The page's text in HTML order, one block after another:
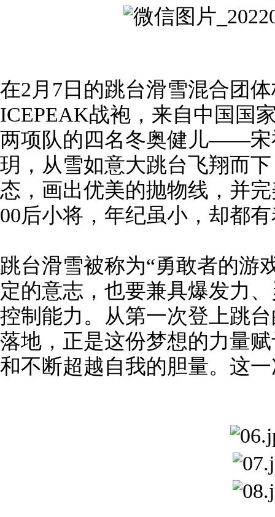
在2月7日的跳台滑雪混合团
ICEPEAK战袍，来自中国国
两项队的四名冬奥健儿——宋
玥，从雪如意大跳台飞翔而
态，画出优美的抛物线，并
00后小将，年纪虽小，却都
跳台滑雪被称为“勇敢者的游
定的意志，也要兼具爆发力
控制能力。从第一次登上跳
落地，正是这份梦想的力量
和不断超越自我的胆量。这